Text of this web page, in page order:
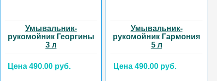
Умывальник-
рукомойник Георгины
3 л
Цена 490.00 руб.
Умывальник-
рукомойник Гармония
5 л
Цена 490.00 руб.